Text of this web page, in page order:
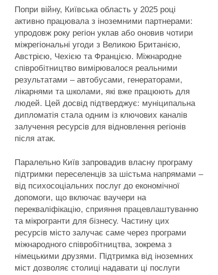
Попри війну, Київська область у 2025 році
активно працювала з іноземними партнерами:
упродовж року регіон уклав або оновив чотири
міжрегіональні угоди з Великою Британією,
Австрією, Чехією та Францією. Міжнародне
співробітництво вимірювалося реальними
результатами – автобусами, генераторами,
лікарнями та школами, які вже працюють для
людей. Цей досвід підтверджує: муніципальна
дипломатія стала одним із ключових каналів
залучення ресурсів для відновлення регіонів
після атак.
Паралельно Київ запровадив власну програму
підтримки переселенців за шістьма напрямами –
від психосоціальних послуг до економічної
допомоги, що включає ваучери на
перекваліфікацію, сприяння працевлаштуванню
та мікрогранти для бізнесу. Частину цих
ресурсів місто залучає саме через програми
міжнародного співробітництва, зокрема з
німецькими друзями. Підтримка від іноземних
міст дозволяє столиці надавати ці послуги